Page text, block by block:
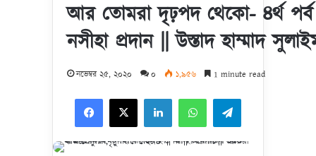
আর তোমরা দৃঢ়পদ থেকো- ৪র্থ পর্ব
নসীহা প্রদান || উস্তাদ হাম্মাদ
নভেম্বর ২৫, ২০২০ ০ ১,৯৫৬ 1 minute read